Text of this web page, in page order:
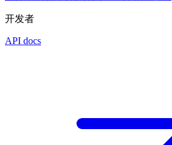
开发者
API docs